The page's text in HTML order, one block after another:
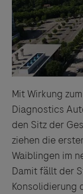
Mit Wirkung
Diagnostics
den Sitz der
ziehen die
Waiblingen im
Damit fällt der
Konsolidierung